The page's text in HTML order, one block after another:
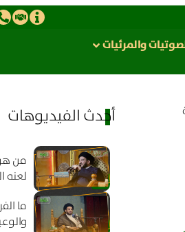
والمرئیات
أحدث الفيديوهات
من
لعنه
ما